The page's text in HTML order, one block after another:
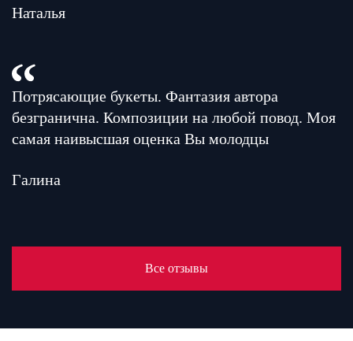
Наталья
Потрясающие букеты. Фантазия автора
безгранична. Композиции на любой повод. Моя
самая наивысшая оценка Вы молодцы
Галина
Все отзывы